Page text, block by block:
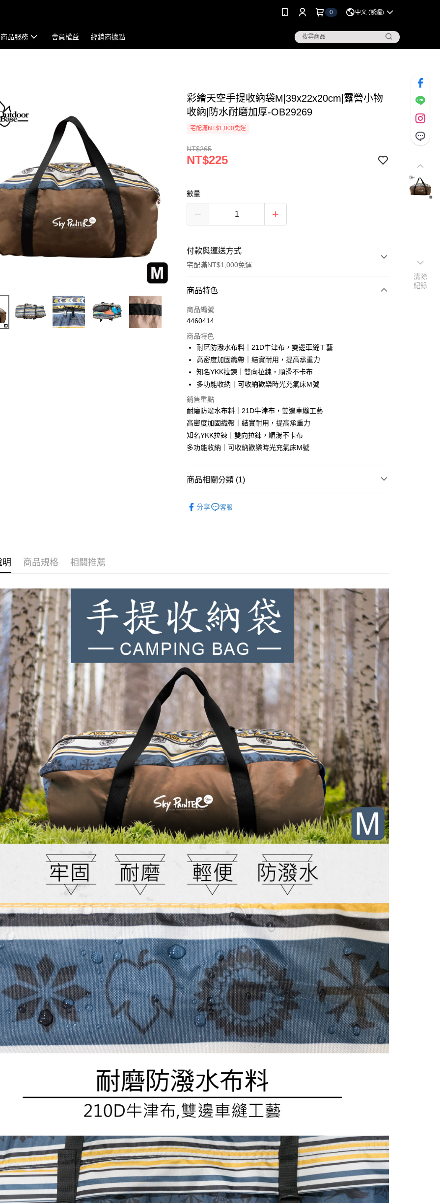
0 中文 (繁體)
商品服務 會員權益 經銷商據點
彩繪天空手提收納袋M|39x22x20cm|露營小物
收納|防水耐磨加厚-OB29269
宅配滿NT$1,000免運
NT$265
NT$225
數量
付款與運送方式
宅配滿NT$1,000免運
付款方式
信用卡一次付款
Apple Pay
街口支付
悠遊付
AFTEE先享後付
相關說明
【關於「AFTEE先享後付」】
便利好安心！
１．簡單：不需註冊會員、不需綁卡、不需儲值。
【「AFTEE先享後付」結帳流程】
２．訂單成立數日內，您將收到繳費通知簡訊。
１．透過由恩沛科技股份有限公司提供之「AFTEE先享後付」服務完成之
交易，需依本服務之必要範圍內提供個人資料，並將交易相關給付款項請
求債權轉讓予恩沛科技股份有限公司。
２．關於個人資料處理事宜，請瀏覽以下網址：
https://aftee.tw/terms/#terms3
３．未成年的使用者請事先徵得法定代理人或監護人之同意方可使用
「AFTEE先享後付」，若未經同意申辦者引起之損失，本公司不負相關責
任。
４．使用「AFTEE先享後付」時，將依據個別帳號之用戶狀況，依本公司
即時審查核予不同之上限額度；若仍有額度不足之情形，本公司將視審查
結果請求用戶進行身份認證。
５．嚴禁一人註冊多個帳號或使用他人資訊註冊。若發現惡意使用之情
形，恩沛科技股份有限公司將有權停止該用戶之使用額度並採取法律行
ATM付款
宅配
商品特色
商品編號
4460414
商品特色
耐磨防潑水布料｜21D牛津布，雙邊車縫工藝
高密度加固織帶｜結實耐用，提高承重力
知名YKK拉鍊｜雙向拉鍊，順滑不卡布
多功能收納｜可收納歡樂時光充氣床M號
銷售重點
耐磨防潑水布料｜21D牛津布，雙邊車縫工藝
高密度加固織帶｜結實耐用，提高承重力
知名YKK拉鍊｜雙向拉鍊，順滑不卡布
多功能收納｜可收納歡樂時光充氣床M號
商品相關分類 (1)
分享
客服
明 商品規格 相關推薦
清除
紀錄